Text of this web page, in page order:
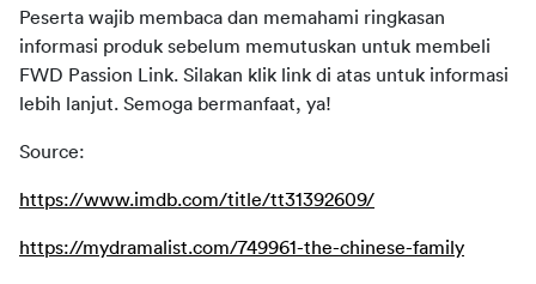
Peserta wajib membaca dan memahami ringkasan
informasi produk sebelum memutuskan untuk membeli
FWD Passion Link. Silakan klik link di atas untuk informasi
lebih lanjut. Semoga bermanfaat, ya!
Source:
https://www.imdb.com/title/tt31392609/
https://mydramalist.com/749961-the-chinese-family